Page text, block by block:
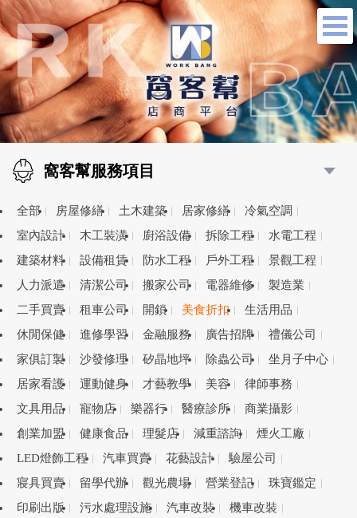
窩客幫服務項目
全部 房屋修繕 土木建築 居家修繕
冷氣空調
室內設計
木工裝潢 廚浴設備 拆除工程
水電工程
建築材料
設備租賃 防水工程 戶外工程
景觀工程
人力派遣
清潔公司 搬家公司 電器維修
製造業
二手買賣
租車公司 開鎖 美食折扣
生活用品
休閒保健
進修學習 金融服務 廣告招牌
禮儀公司
家俱訂製
沙發修理 矽晶地坪 除蟲公司
坐月子中心
居家看護
運動健身 才藝教學 美容
律師事務
文具用品
寵物店 樂器行 醫療診所
商業攝影
創業加盟
健康食品 理髮店 減重諮詢
煙火工廠
LED燈飾工程
汽車買賣 花藝設計
驗屋公司
寢具買賣
留學代辦 觀光農場 營業登記
珠寶鑑定
印刷出版
污水處理設施 汽車改裝
機車改裝